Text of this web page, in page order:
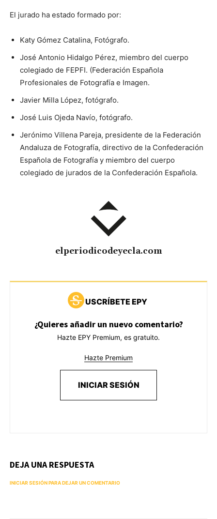
El jurado ha estado formado por:
Katy Gómez Catalina, Fotógrafo.
José Antonio Hidalgo Pérez, miembro del cuerpo
colegiado de FEPFI. (Federación Española
Profesionales de Fotografía e Imagen.
Javier Milla López, fotógrafo.
José Luis Ojeda Navío, fotógrafo.
Jerónimo Villena Pareja, presidente de la Federación
Andaluza de Fotografía, directivo de la Confederación
Española de Fotografía y miembro del cuerpo
colegiado de jurados de la Confederación Española.
elperiodicodeyecla.com
USCRÍBETE EPY
¿Quieres añadir un nuevo comentario?
Hazte EPY Premium, es gratuito.
Hazte Premium
INICIAR SESIÓN
DEJA UNA RESPUESTA
INICIAR SESIÓN PARA DEJAR UN COMENTARIO